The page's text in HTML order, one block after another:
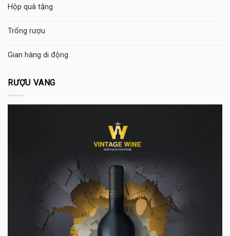
Hộp quà tặng
Trống rượu
Gian hàng di động
RƯỢU VANG